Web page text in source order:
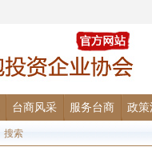
台商风采 服务台商 政策
搜索